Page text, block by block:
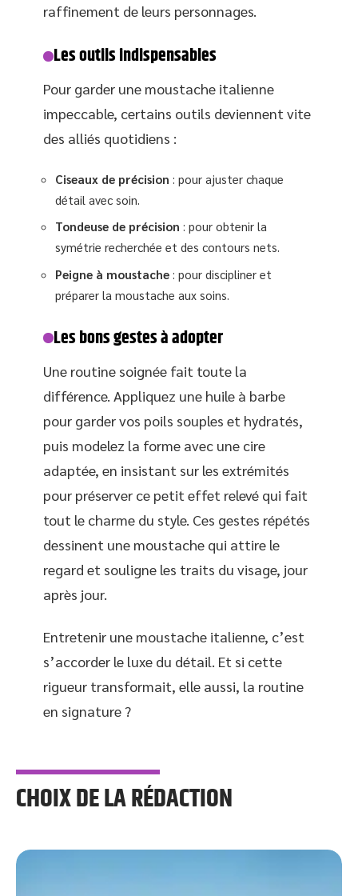
raffinement de leurs personnages.
Les outils indispensables
Pour garder une moustache italienne
impeccable, certains outils deviennent vite
des alliés quotidiens :
Ciseaux de précision : pour ajuster chaque
détail avec soin.
Tondeuse de précision : pour obtenir la
symétrie recherchée et des contours nets.
Peigne à moustache : pour discipliner et
préparer la moustache aux soins.
Les bons gestes à adopter
Une routine soignée fait toute la
différence. Appliquez une huile à barbe
pour garder vos poils souples et hydratés,
puis modelez la forme avec une cire
adaptée, en insistant sur les extrémités
pour préserver ce petit effet relevé qui fait
tout le charme du style. Ces gestes répétés
dessinent une moustache qui attire le
regard et souligne les traits du visage, jour
après jour.
Entretenir une moustache italienne, c’est
s’accorder le luxe du détail. Et si cette
rigueur transformait, elle aussi, la routine
en signature ?
CHOIX DE LA RÉDACTION